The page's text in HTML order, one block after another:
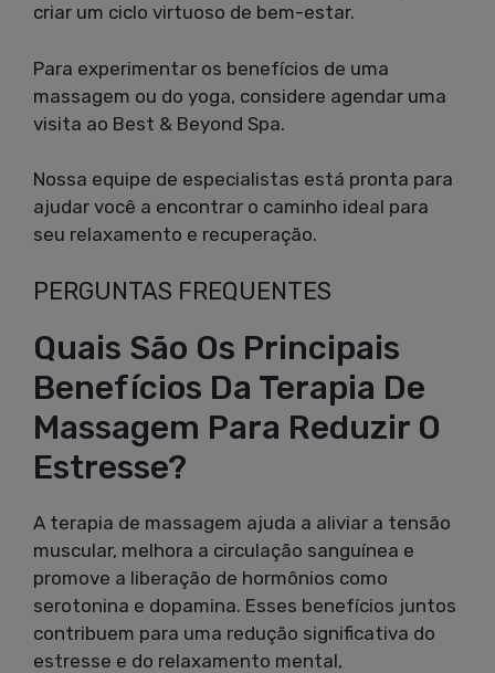
criar um ciclo virtuoso de bem-estar.
Para experimentar os benefícios de uma
massagem ou do yoga, considere agendar uma
visita ao Best & Beyond Spa.
Nossa equipe de especialistas está pronta para
ajudar você a encontrar o caminho ideal para
seu relaxamento e recuperação.
PERGUNTAS FREQUENTES
Quais São Os Principais
Benefícios Da Terapia De
Massagem Para Reduzir O
Estresse?
A terapia de massagem ajuda a aliviar a tensão
muscular, melhora a circulação sanguínea e
promove a liberação de hormônios como
serotonina e dopamina. Esses benefícios juntos
contribuem para uma redução significativa do
estresse e do relaxamento mental,